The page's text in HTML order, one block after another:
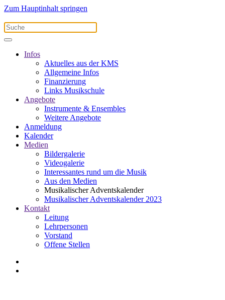
Zum Hauptinhalt springen
Infos
Aktuelles aus der KMS
Allgemeine Infos
Finanzierung
Links Musikschule
Angebote
Instrumente & Ensembles
Weitere Angebote
Anmeldung
Kalender
Medien
Bildergalerie
Videogalerie
Interessantes rund um die Musik
Aus den Medien
Musikalischer Adventskalender
Musikalischer Adventskalender 2023
Kontakt
Leitung
Lehrpersonen
Vorstand
Offene Stellen